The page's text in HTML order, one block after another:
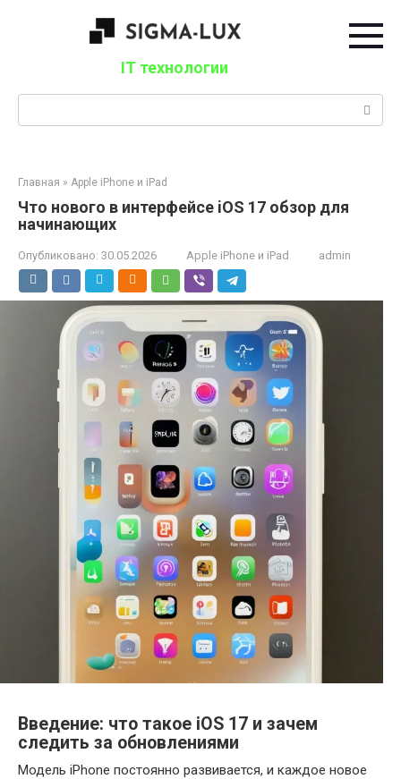
IT технологии
Главная » Apple iPhone и iPad
Что нового в интерфейсе iOS 17 обзор для
начинающих
Опубликовано: 30.05.2026 Apple iPhone и iPad admin
Введение: что такое iOS 17 и зачем
следить за обновлениями
Модель iPhone постоянно развивается, и каждое новое